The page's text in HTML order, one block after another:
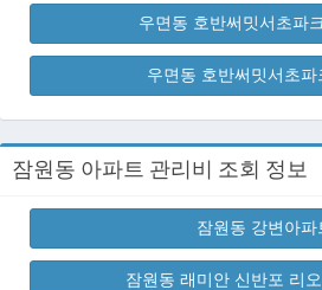
우면동 호반써밋서초파
우면동 호반써밋서초파
잠원동 아파트 관리비 조회 정보
잠원동 강변아파
잠원동 래미안 신반포 리